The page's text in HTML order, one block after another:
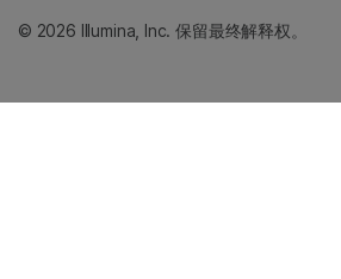
© 2026 Illumina, Inc. 保留最终解释权。